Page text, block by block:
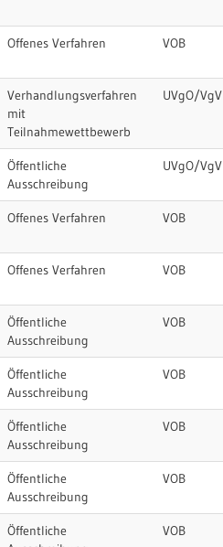
Offenes Verfahren VOB
Verhandlungsverfahren
mit
Teilnahmewettbewerb
UVgO/VgV
Öffentliche
Ausschreibung
UVgO/VgV
Offenes Verfahren VOB
Offenes Verfahren VOB
Öffentliche
Ausschreibung
VOB
Öffentliche
Ausschreibung
VOB
Öffentliche
Ausschreibung
VOB
Öffentliche
Ausschreibung
VOB
Öffentliche
VOB